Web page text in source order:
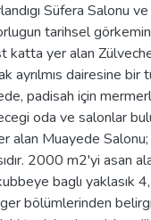
Süfera Salonu ve
tarihsel
yer alan
ayrılmıs dairesine bir
padisah için
oda ve salonlar
alan Muayede Salonu;
2000 m2'yi asan
baglı yaklasık
bölümlerinden